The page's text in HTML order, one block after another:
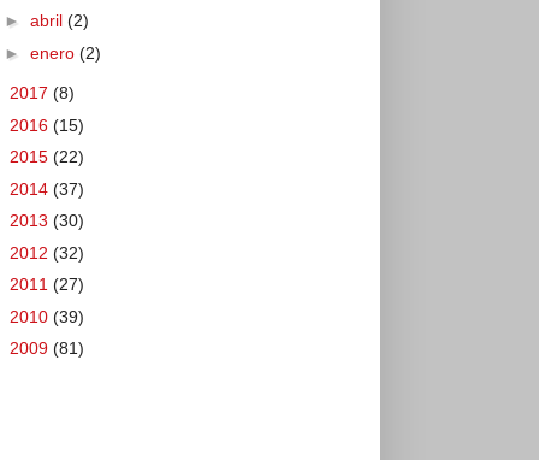
► abril (2)
► enero (2)
2017 (8)
2016 (15)
2015 (22)
2014 (37)
2013 (30)
2012 (32)
2011 (27)
2010 (39)
2009 (81)